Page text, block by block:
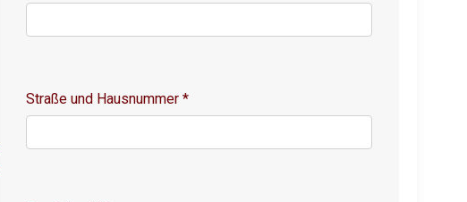
Straße und Hausnummer *